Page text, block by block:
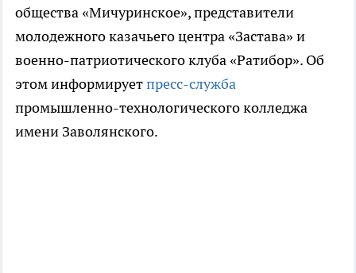
общества «Мичуринское», представители
молодежного казачьего центра «Застава» и
военно-патриотического клуба «Ратибор». Об
этом информируетпресс-служба
промышленно-технологического колледжа
имени Заволянского.